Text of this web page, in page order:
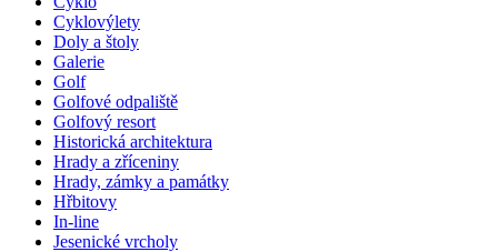
Cyklovýlety
Doly a štoly
Galerie
Golf
Golfové odpaliště
Golfový resort
Historická architektura
Hrady a zříceniny
Hrady, zámky a památky
Hřbitovy
In-line
Jesenické vrcholy